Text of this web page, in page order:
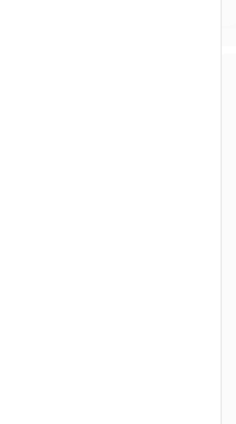
gif、pig、pdf形式
ーム送信後に送ら
い。